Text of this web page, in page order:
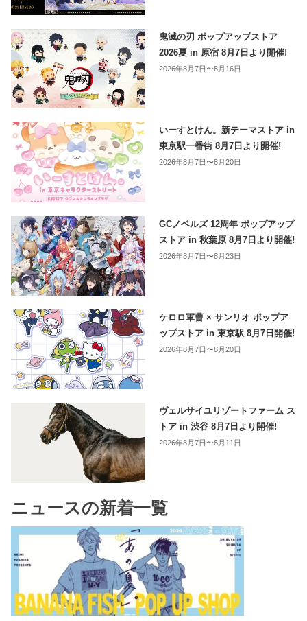
鬼滅の刃 ポップアップストア
2026夏 in 原宿 8月7日より開催!
2026年8月7日〜8月16日
いーすとけん。新テーマストア in
東京駅一番街 8月7日より開催!
2026年8月7日〜8月20日
GCノベルズ 12周年 ポップアップ
ストア in 秋葉原 8月7日より開催!
2026年8月7日〜8月23日
ケロロ軍曹 × サンリオ ポップア
ップストア in 東京駅 8月7日開催!
2026年8月7日〜8月20日
ヴェルサイユリゾートファーム ス
トア in 渋谷 8月7日より開催!
2026年8月7日〜8月11日
ニュースの新着一覧